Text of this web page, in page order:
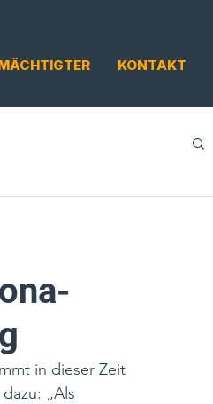
KONTAKT
in dieser Zeit
„Als